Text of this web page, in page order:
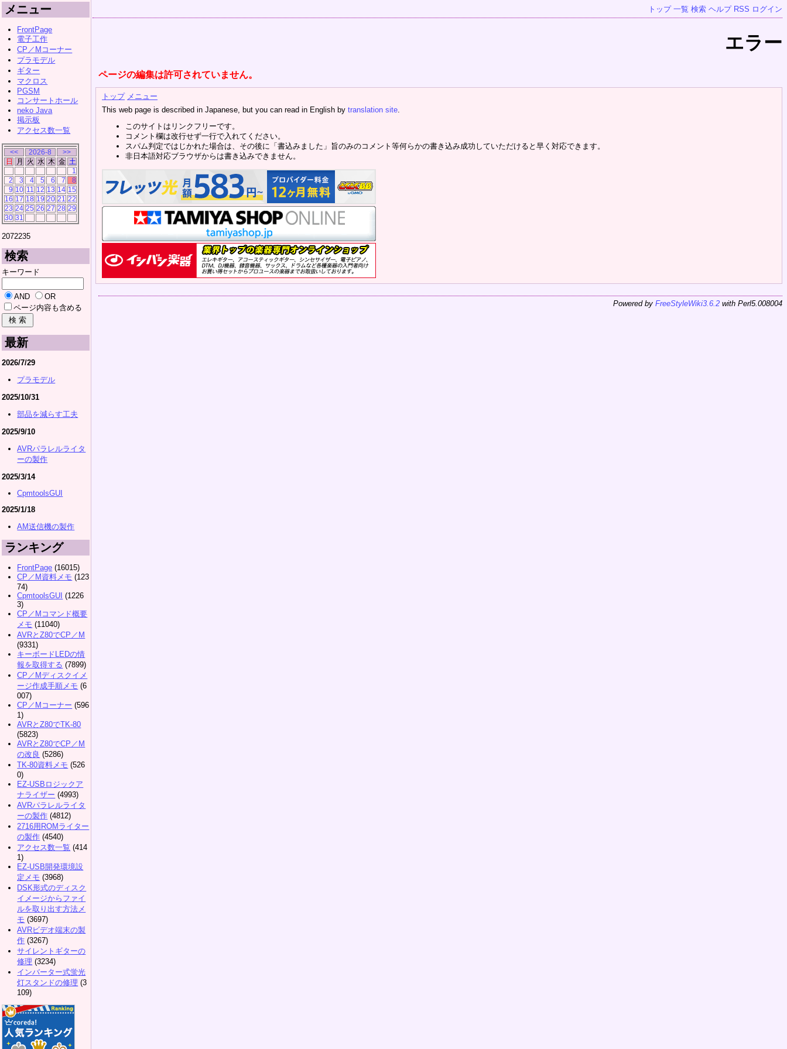
トップ 一覧 検索 ヘルプ RSS ログイン
エラー
ページの編集は許可されていません。
トップ メニュー
This web page is described in Japanese, but you can read in English by translation site.
このサイトはリンクフリーです。
コメント欄は改行せず一行で入れてください。
スパム判定ではじかれた場合は、その後に「書込みました」旨のみのコメント等何らかの書き込み成功していただけると早く対応できます。
非日本語対応ブラウザからは書き込みできません。
Powered by FreeStyleWiki3.6.2 with Perl5.008004
メニュー
FrontPage
電子工作
CP／Mコーナー
プラモデル
ギター
マクロス
PGSM
コンサートホール
neko Java
掲示板
アクセス数一覧
<< 2026-8
>>
日
月 火 水 木 金 土
1
2
3 4 5 6 7
8
9 10 11 12 13 14 15
16 17 18 19 20 21 22
23 24 25 26 27 28 29
30 31
2072235
検索
キーワード
AND
OR
ページ内容も含める
最新
2026/7/29
プラモデル
2025/10/31
部品を減らす工夫
2025/9/10
AVRパラレルライタ
ーの製作
2025/3/14
CpmtoolsGUI
2025/1/18
AM送信機の製作
ランキング
FrontPage (16015)
CP／M資料メモ (123
74)
CpmtoolsGUI (1226
3)
CP／Mコマンド概要
メモ (11040)
AVRとZ80でCP／M
(9331)
キーボードLEDの情
報を取得する (7899)
CP／Mディスクイメ
ージ作成手順メモ (6
007)
CP／Mコーナー (596
1)
AVRとZ80でTK-80
(5823)
AVRとZ80でCP／M
の改良 (5286)
TK-80資料メモ (526
0)
EZ-USBロジックア
ナライザー (4993)
AVRパラレルライタ
ーの製作 (4812)
2716用ROMライター
の製作 (4540)
アクセス数一覧 (414
1)
EZ-USB開発環境設
定メモ (3968)
DSK形式のディスク
イメージからファイ
ルを取り出す方法メ
モ (3697)
AVRビデオ端末の製
作 (3267)
サイレントギターの
修理 (3234)
インバーター式蛍光
灯スタンドの修理 (3
109)